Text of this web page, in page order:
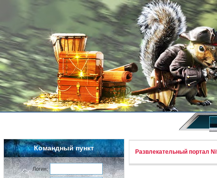
Командный пункт
Логин:
Развлекательный портал